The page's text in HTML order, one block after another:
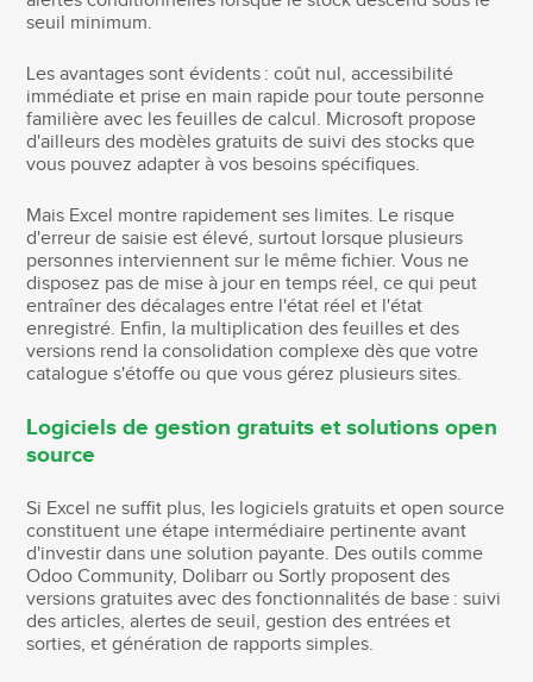
seuil minimum.
Les avantages sont évidents : coût nul, accessibilité
immédiate et prise en main rapide pour toute personne
familière avec les feuilles de calcul. Microsoft propose
d'ailleurs des modèles gratuits de suivi des stocks que
vous pouvez adapter à vos besoins spécifiques.
Mais Excel montre rapidement ses limites. Le risque
d'erreur de saisie est élevé, surtout lorsque plusieurs
personnes interviennent sur le même fichier. Vous ne
disposez pas de mise à jour en temps réel, ce qui peut
entraîner des décalages entre l'état réel et l'état
enregistré. Enfin, la multiplication des feuilles et des
versions rend la consolidation complexe dès que votre
catalogue s'étoffe ou que vous gérez plusieurs sites.
Logiciels de gestion gratuits et solutions open
source
Si Excel ne suffit plus, les logiciels gratuits et open source
constituent une étape intermédiaire pertinente avant
d'investir dans une solution payante. Des outils comme
Odoo Community, Dolibarr ou Sortly proposent des
versions gratuites avec des fonctionnalités de base : suivi
des articles, alertes de seuil, gestion des entrées et
sorties, et génération de rapports simples.